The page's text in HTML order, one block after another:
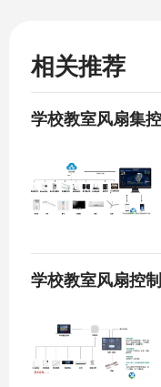
相关推荐
学校教室风扇集
学校教室风扇控